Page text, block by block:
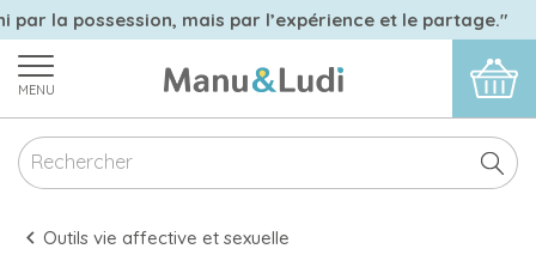
par la possession, mais par l’expérience et le partage."
MENU
Outils vie affective et sexuelle